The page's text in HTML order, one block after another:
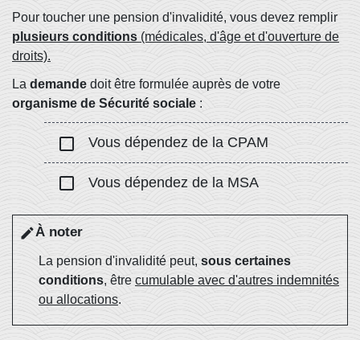
Pour toucher une pension d'invalidité, vous devez remplir
plusieurs conditions (médicales, d'âge et d'ouverture de
droits).
La demande doit être formulée auprès de votre
organisme de Sécurité sociale :
check_box_outline_blank Vous dépendez de la CPAM
check_box_outline_blank Vous dépendez de la MSA
editÀ noter
La pension d'invalidité peut, sous certaines
conditions, être cumulable avec d'autres indemnités
ou allocations.